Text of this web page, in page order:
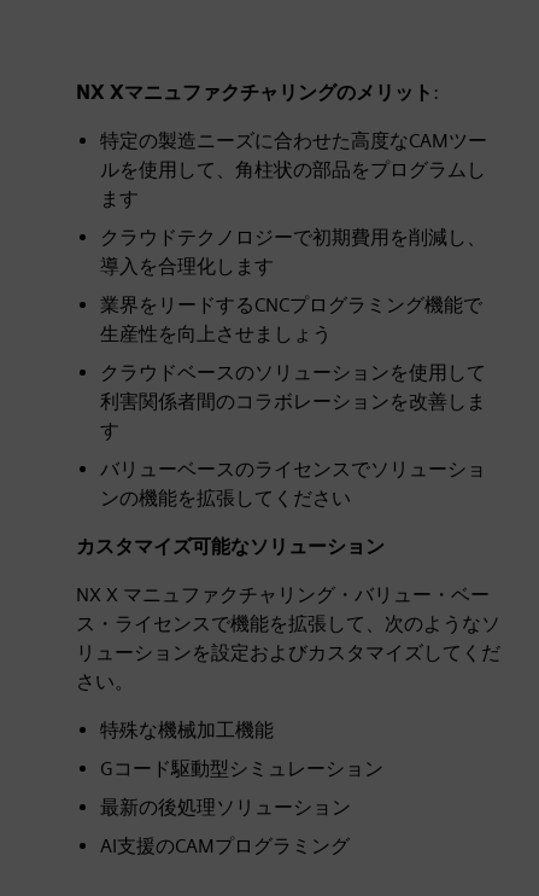
NX Xマニュファクチャリングのメリット :
特定の製造ニーズに合わせた高度なCAMツー
ルを使用して、角柱状の部品をプログラムし
ます
クラウドテクノロジーで初期費用を削減し、
導入を合理化します
業界をリードするCNCプログラミング機能で
生産性を向上させましょう
クラウドベースのソリューションを使用して
利害関係者間のコラボレーションを改善しま
す
バリューベースのライセンスでソリューショ
ンの機能を拡張してください
カスタマイズ可能なソリューション
NX X マニュファクチャリング・バリュー・ベー
ス・ライセンスで機能を拡張して、次のようなソ
リューションを設定およびカスタマイズしてくだ
さい。
特殊な機械加工機能
Gコード駆動型シミュレーション
最新の後処理ソリューション
AI支援のCAMプログラミング